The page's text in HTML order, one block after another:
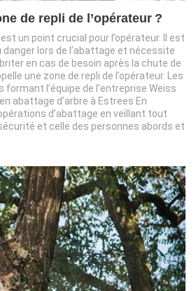
de repli de l’opérateur ?
un point crucial pour l’opérateur. Il est
danger lors de l’abattage et nécessite
en cas de besoin après la chute de
une zone de repli de l’opérateur. Les
l’équipe de l’entreprise Weiss
abattage d’arbre à Estrees En
d’abattage en veillant tout
et celle des personnes abords et